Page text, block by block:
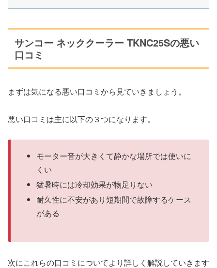
サンコー ネッククーラー TKNC25Sの悪い
口コミ
まずは気になる悪い口コミから見ていきましょう。
悪い口コミは主に以下の３つになります。
モーター音が大きくて静かな場所では使いに
くい
猛暑時には冷却効果が物足りない
耐久性に不安があり短期間で故障するケース
がある
次にこれらの口コミについてより詳しく解説していきます